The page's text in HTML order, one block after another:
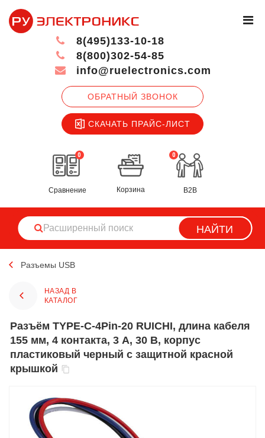
ОБРАТНЫЙ ЗВОНОК
СКАЧАТЬ ПРАЙС-ЛИСТ
8(495)133-10-18
8(800)302-54-85
info@ruelectronics.com
0
Сравнение
0
Корзина B2B
НАЙТИ
Разъемы USB
НАЗАД В
КАТАЛОГ
Разъём TYPE-C-4Pin-20 RUICHI, длина кабеля
155 мм, 4 контакта, 3 А, 30 В, корпус
пластиковый черный с защитной красной
крышкой